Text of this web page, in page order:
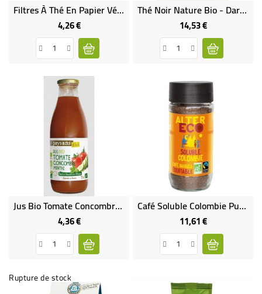
Filtres À Thé En Papier Végétal
4,26 €Prix
Thé Noir Nature Bio - Darjeeling Gaïa Bari Potong
14,53 €Prix
Jus Bio Tomate Concombre Menthe
4,36 €Prix
Café Soluble Colombie Pur Bio Et Équitable
11,61 €Prix
Rupture de stock